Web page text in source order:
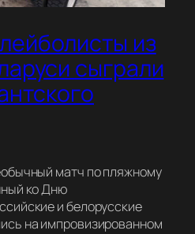
из
сыграли
матч по пляжному
ко Дню
и белорусские
на импровизированном